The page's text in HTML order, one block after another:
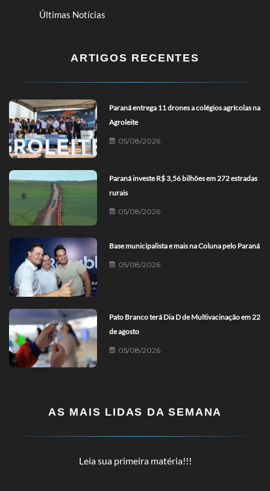
Últimas Notícias
ARTIGOS RECENTES
Paraná entrega 11 drones a colégios agrícolas na
Agroleite
05/08/2026
Paraná investe R$ 3,56 bilhões em 272 estradas
rurais
05/08/2026
Base municipalista e mais na Coluna pelo Paraná
05/08/2026
Pato Branco terá Dia D de Multivacinação em 22
de agosto
05/08/2026
AS MAIS LIDAS DA SEMANA
Leia sua primeira matéria!!!